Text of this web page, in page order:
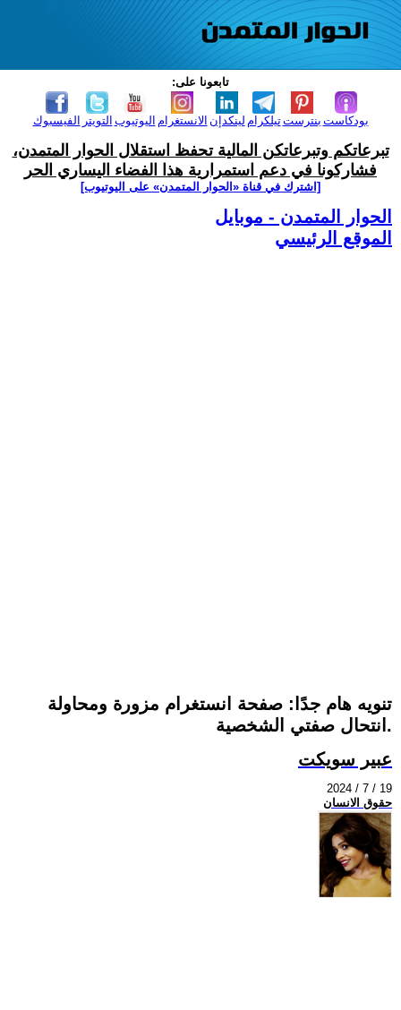
تابعونا على:
الفيسبوك التويتر اليوتيوب الانستغرام لينكدإن تيلكرامبنترست بودكاست
تبرعاتكم وتبرعاتكن المالية تحفظ استقلال الحوار المتمدن،
فشاركونا في دعم استمرارية هذا الفضاء اليساري الحر
[اشترك في قناة ‫«الحوار المتمدن» على اليوتيوب]
الحوار المتمدن - موبايل
الموقع الرئيسي
تنويه هام جدًا: صفحة انستغرام مزورة ومحاولة
انتحال صفتي الشخصية.
عبير سويكت
2024 / 7 / 19
حقوق الانسان